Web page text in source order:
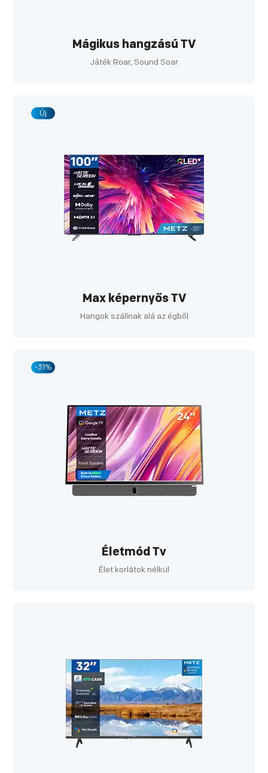
Mágikus hangzású TV
Játék Roar, Sound Soar
Új
Max képernyős TV
Hangok szállnak alá az égből
-31%
Életmód Tv
Élet korlátok nélkül